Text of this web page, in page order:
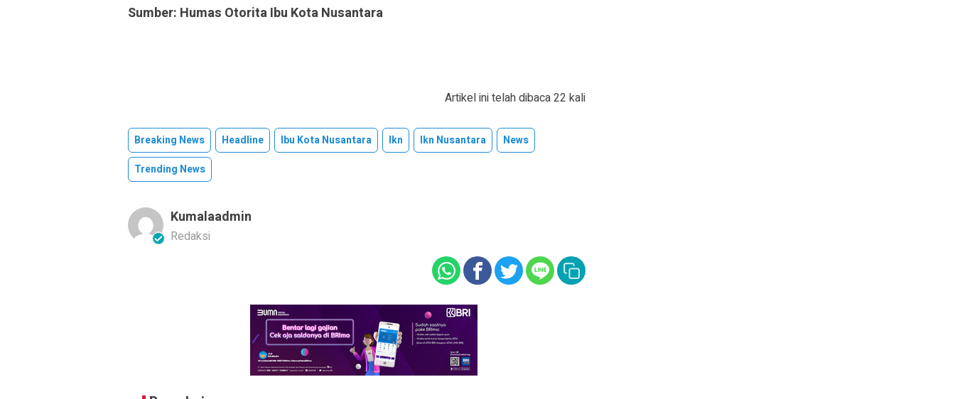
Sumber: Humas Otorita Ibu Kota Nusantara
Artikel ini telah dibaca 22 kali
Breaking News Headline Ibu Kota Nusantara Ikn Ikn Nusantara
News
Trending News
Kumalaadmin
Redaksi